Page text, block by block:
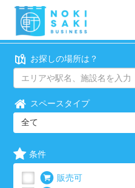
お探しの場所は？
スペースタイプ
全て
条件
販売可